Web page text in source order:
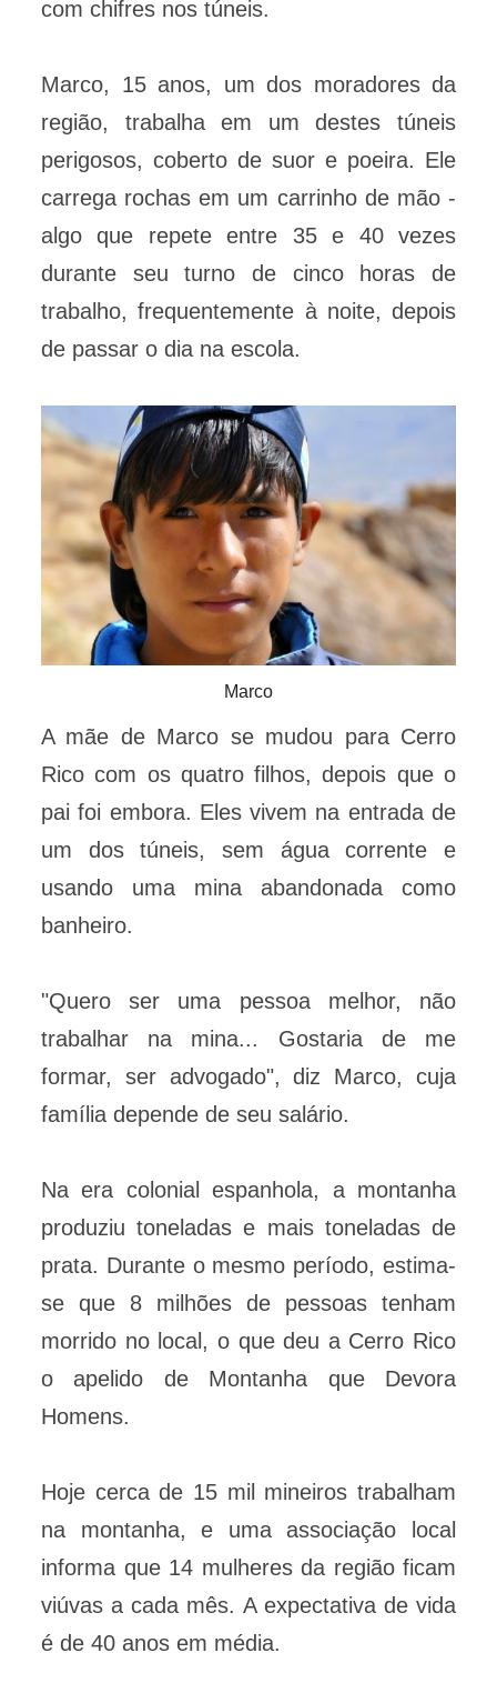
com chifres nos túneis.
Marco, 15 anos, um dos moradores da
região, trabalha em um destes túneis
perigosos, coberto de suor e poeira. Ele
carrega rochas em um carrinho de mão -
algo que repete entre 35 e 40 vezes
durante seu turno de cinco horas de
trabalho, frequentemente à noite, depois
de passar o dia na escola.
Marco
A mãe de Marco se mudou para Cerro
Rico com os quatro filhos, depois que o
pai foi embora. Eles vivem na entrada de
um dos túneis, sem água corrente e
usando uma mina abandonada como
banheiro.
"Quero ser uma pessoa melhor, não
trabalhar na mina... Gostaria de me
formar, ser advogado", diz Marco, cuja
família depende de seu salário.
Na era colonial espanhola, a montanha
produziu toneladas e mais toneladas de
prata. Durante o mesmo período, estima-
se que 8 milhões de pessoas tenham
morrido no local, o que deu a Cerro Rico
o apelido de Montanha que Devora
Homens.
Hoje cerca de 15 mil mineiros trabalham
na montanha, e uma associação local
informa que 14 mulheres da região ficam
viúvas a cada mês. A expectativa de vida
é de 40 anos em média.